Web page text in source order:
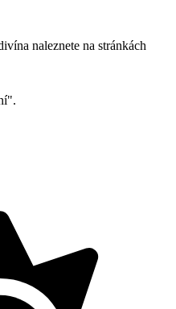
naleznete na stránkách